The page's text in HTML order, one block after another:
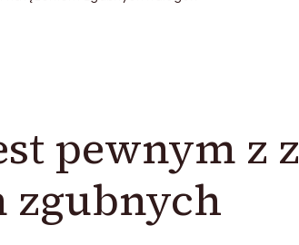
pewnym z z
zgubnych